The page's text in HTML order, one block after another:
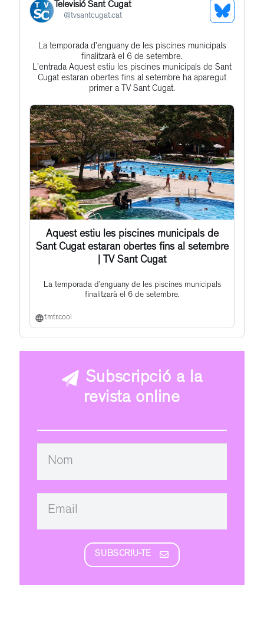
Televisió Sant Cugat
@tvsantcugat.cat
See
Profile
Get
to
this
La temporada d’enguany de les piscines municipals
finalitzarà el 6 de setembre.
L'entrada Aquest estiu les piscines municipals de Sant
Cugat estaran obertes fins al setembre ha aparegut
primer a TV Sant Cugat.
Aquest estiu les piscines municipals de
Sant Cugat estaran obertes fins al setembre
| TV Sant Cugat
La temporada d’enguany de les piscines municipals
finalitzarà el 6 de setembre.
f.mtr.cool
Subscripció a la
revista online
SUBSCRIU-TE